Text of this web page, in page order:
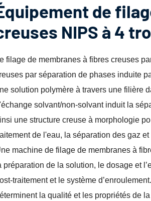
de
NIPS à 4
filage de membranes à fibres creuses
par séparation de phases induite
solution polymère à travers une filière
solvant/non-solvant induit la
une structure creuse à morphologie
de l'eau, la séparation des gaz
machine de filage de membranes à
préparation de la solution, le dosage et
traitement et le système
la qualité et les propriétés de